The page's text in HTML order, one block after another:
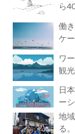
ら
働
ケ
ワ
観
日
ー
地
る